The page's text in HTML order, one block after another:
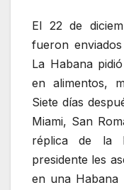
El 22 de
fueron
La Habana
en alimentos,
Siete días
Miami, San
réplica de la
presidente les
en una Habana